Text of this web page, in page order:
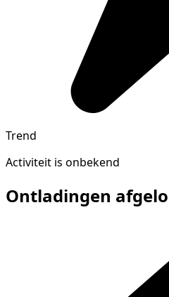
Trend
Activiteit is onbekend
Ontladingen